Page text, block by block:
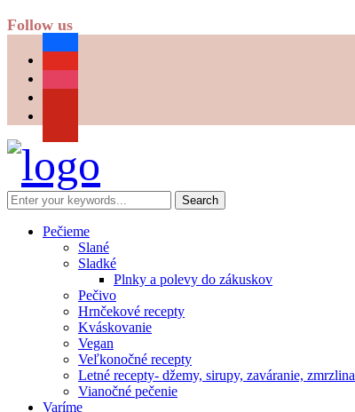
Follow us
Pečieme
Slané
Sladké
Plnky a polevy do zákuskov
Pečivo
Hrnčekové recepty
Kváskovanie
Vegan
Veľkonočné recepty
Letné recepty- džemy, sirupy, zaváranie, zmrzlina
Vianočné pečenie
Varíme